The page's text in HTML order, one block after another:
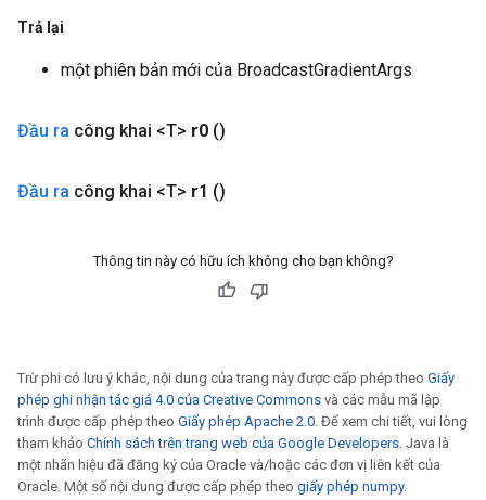
Trả lại
một phiên bản mới của BroadcastGradientArgs
Đầu ra công khai <T> r0 ()
Đầu ra công khai <T> r1 ()
Thông tin này có hữu ích không cho bạn không?
Trừ phi có lưu ý khác, nội dung của trang này được cấp phép theo Giấy
phép ghi nhận tác giả 4.0 của Creative Commons và các mẫu mã lập
trình được cấp phép theo Giấy phép Apache 2.0. Để xem chi tiết, vui lòng
tham khảo Chính sách trên trang web của Google Developers. Java là
một nhãn hiệu đã đăng ký của Oracle và/hoặc các đơn vị liên kết của
Oracle. Một số nội dung được cấp phép theo giấy phép numpy.